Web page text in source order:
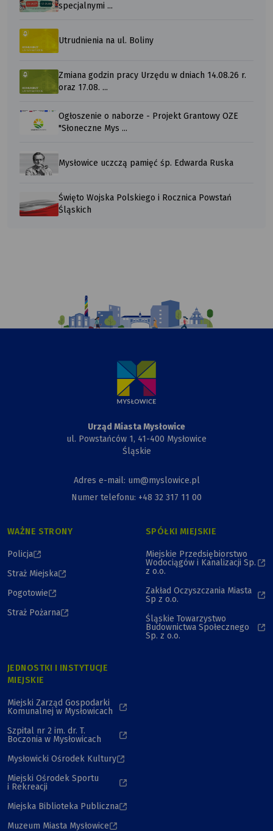
specjalnymi ...
Utrudnienia na ul. Boliny
Zmiana godzin pracy Urzędu w dniach 14.08.26 r.
oraz 17.08. ...
Ogłoszenie o naborze - Projekt Grantowy OZE
"Słoneczne Mys ...
Mysłowice uczczą pamięć śp. Edwarda Ruska
Święto Wojska Polskiego i Rocznica Powstań
Śląskich
rysunek
Urząd Miasta Mysłowice
ul. Powstańców 1, 41-400 Mysłowice
Śląskie
Adres e-mail: um@myslowice.pl
Numer telefonu: +48 32 317 11 00
WAŻNE STRONY
Policja
Straż Miejska
Pogotowie
Straż Pożarna
SPÓŁKI MIEJSKIE
Miejskie Przedsiębiorstwo
Wodociągów i Kanalizacji Sp.
z o.o.
Zakład Oczyszczania Miasta
Sp z o.o.
Śląskie Towarzystwo
Budownictwa Społecznego
Sp. z o.o.
JEDNOSTKI I INSTYTUCJE
MIEJSKIE
Miejski Zarząd Gospodarki
Komunalnej w Mysłowicach
Szpital nr 2 im. dr. T.
Boczonia w Mysłowicach
Mysłowicki Ośrodek Kultury
Miejski Ośrodek Sportu
i Rekreacji
Miejska Biblioteka Publiczna
Muzeum Miasta Mysłowice